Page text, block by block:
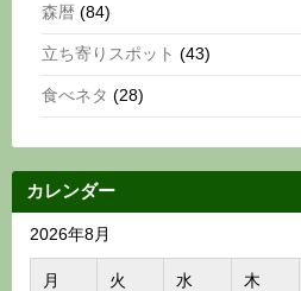
森暦 (84)
立ち寄りスポット (43)
食べネタ (28)
カレンダー
2026年8月
月 火 水 木